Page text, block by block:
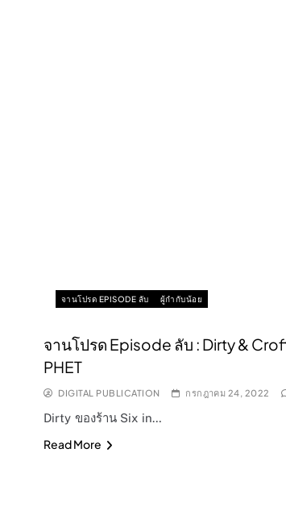
จานโปรด EPISODE ลับ ผู้กำกับน้อย
จานโปรด Episode ลับ : Dirty &
PHET
DIGITAL PUBLICATION กรกฎาคม 24, 2022
Dirty ของร้าน Six in…
Read More